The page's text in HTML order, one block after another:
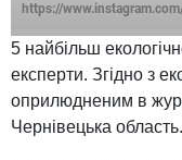
https://
5 найбільш
експерти. Згідно з
оприлюдненим в
Чернівецька область.